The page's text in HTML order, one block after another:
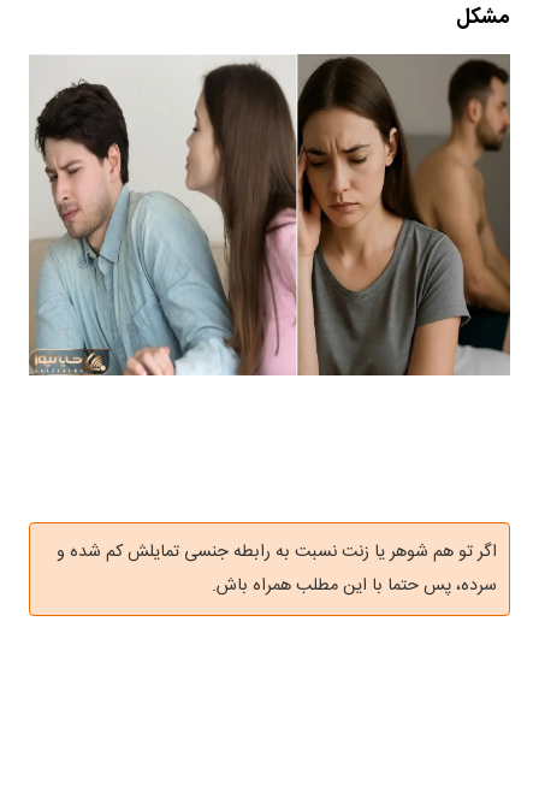
مشکل
اگر تو هم شوهر یا زنت نسبت به رابطه جنسی تمایلش کم شده و
سرده، پس حتما با این مطلب همراه باش.